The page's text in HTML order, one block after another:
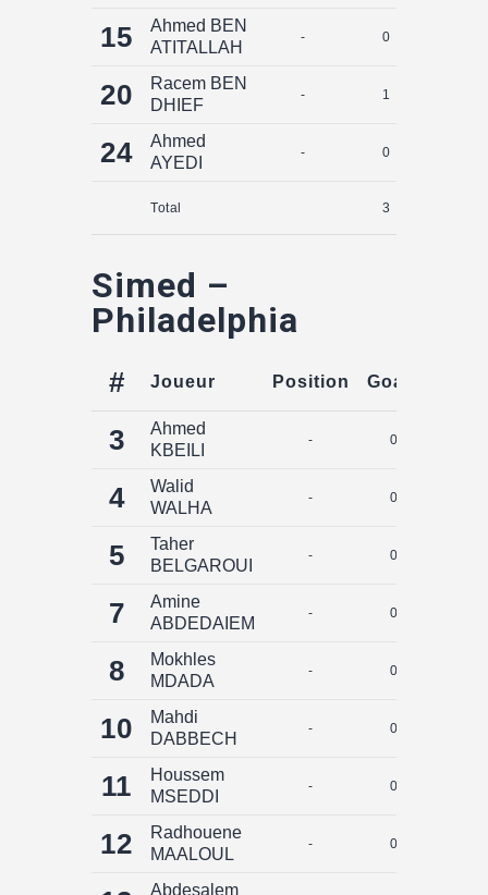
15
Ahmed BEN
ATITALLAH
- 0
20
Racem BEN
DHIEF
- 1
24
Ahmed
AYEDI
- 0
Total 3
Simed –
Philadelphia
# Joueur Position Goals
3
Ahmed
KBEILI
- 0
4
Walid
WALHA
- 0
5
Taher
BELGAROUI
- 0
7
Amine
ABDEDAIEM
- 0
8
Mokhles
MDADA
- 0
10
Mahdi
DABBECH
- 0
11
Houssem
MSEDDI
- 0
12
Radhouene
MAALOUL
- 0
Abdesalem